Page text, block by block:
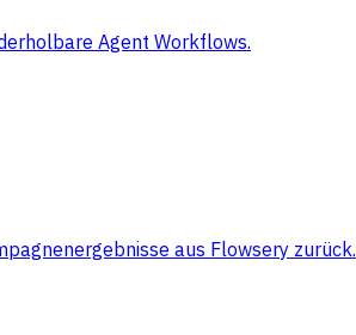
Agent Workflows.
aus Flowsery zurück.